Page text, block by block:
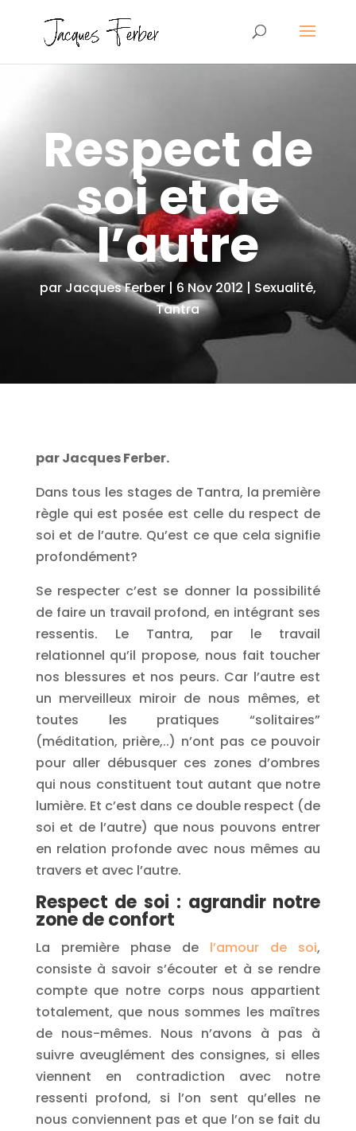
Respect de
soi et de
l’autre
parJacques Ferber| 6 Nov 2012 | Sexualité,
Tantra
par Jacques Ferber.
Dans tous les stages de Tantra, la première
règle qui est posée est celle du respect de
soi et de l’autre. Qu’est ce que cela signifie
profondément?
Se respecter c’est se donner la possibilité
de faire un travail profond, en intégrant ses
ressentis. Le Tantra, par le travail
relationnel qu’il propose, nous fait toucher
nos blessures et nos peurs. Car l’autre est
un merveilleux miroir de nous mêmes, et
toutes les pratiques “solitaires”
(méditation, prière,..) n’ont pas ce pouvoir
pour aller débusquer ces zones d’ombres
qui nous constituent tout autant que notre
lumière. Et c’est dans ce double respect (de
soi et de l’autre) que nous pouvons entrer
en relation profonde avec nous mêmes au
travers et avec l’autre.
Respect de soi : agrandir notre
zone de confort
La première phase de l’amour de soi,
consiste à savoir s’écouter et à se rendre
compte que notre corps nous appartient
totalement, que nous sommes les maîtres
de nous-mêmes. Nous n’avons à pas à
suivre aveuglément des consignes, si elles
viennent en contradiction avec notre
ressenti profond, si l’on sent qu’elles ne
nous conviennent pas et que l’on se fait du